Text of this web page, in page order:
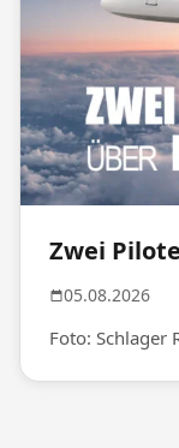
Zwei
05.08.2026
Foto: Schlager